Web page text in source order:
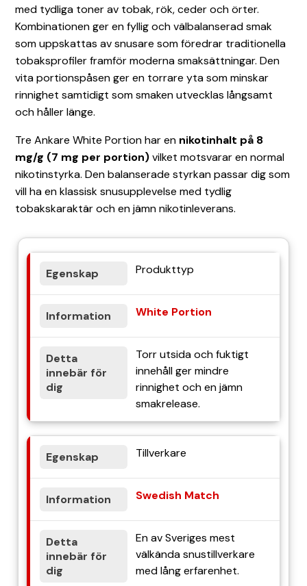
med tydliga toner av tobak, rök, ceder och örter.
Kombinationen ger en fyllig och välbalanserad smak
som uppskattas av snusare som föredrar traditionella
tobaksprofiler framför moderna smaksättningar. Den
vita portionspåsen ger en torrare yta som minskar
rinnighet samtidigt som smaken utvecklas långsamt
och håller länge.
Tre Ankare White Portion har en nikotinhalt på 8
mg/g (7 mg per portion)vilket motsvarar en normal
nikotinstyrka. Den balanserade styrkan passar dig som
vill ha en klassisk snusupplevelse med tydlig
tobakskaraktär och en jämn nikotinleverans.
Produkttyp
White Portion
Torr utsida och fuktigt
innehåll ger mindre
rinnighet och en jämn
smakrelease.
Tillverkare
Swedish Match
En av Sveriges mest
välkända snustillverkare
med lång erfarenhet.